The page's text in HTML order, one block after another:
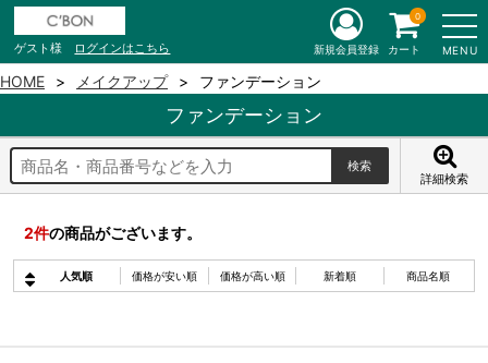
ゲスト様 ログインはこちら MENU
新規会員登録 カート
0
HOME メイクアップ ファンデーション
ファンデーション
詳細検索
2件の商品がございます。
人気順 価格が安い順 価格が高い順 新着順 商品名順